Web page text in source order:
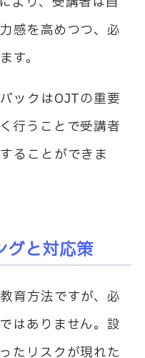
感を高めつつ、必
す。
ックはOJTの重要
行うことで受講者
ることができま
グと対応策
育方法ですが、必
はありません。設
たリスクが現れた